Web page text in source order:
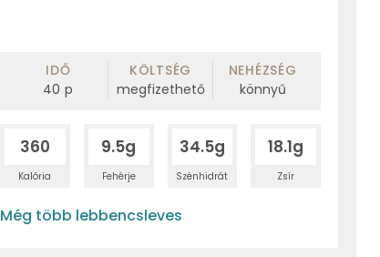
IDŐ
40 p
KÖLTSÉG
megfizethető
NEHÉZSÉG
könnyű
360
Kalória
9.5g
Fehérje
34.5g
Szénhidrát
18.1g
Zsír
Még több lebbencsleves